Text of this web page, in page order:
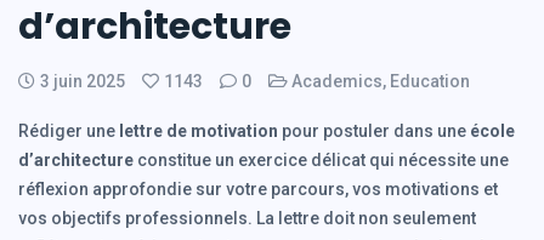
d’architecture
3 juin 2025 1143 0 Academics, Education
Rédiger une lettre de motivation pour postuler dans une école
d’architecture constitue un exercice délicat qui nécessite une
réflexion approfondie sur votre parcours, vos motivations et
vos objectifs professionnels. La lettre doit non seulement